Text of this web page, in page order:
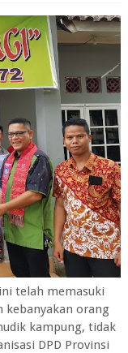
telah memasuki
kebanyakan orang
kampung, tidak
DPD Provinsi